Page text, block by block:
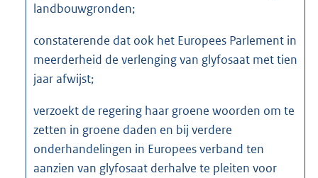
landbouwgronden;
constaterende dat ook het Europees Parlement in
meerderheid de verlenging van glyfosaat met tien
jaar afwijst;
verzoekt de regering haar groene woorden om te
zetten in groene daden en bij verdere
onderhandelingen in Europees verband ten
aanzien van glyfosaat derhalve te pleiten voor